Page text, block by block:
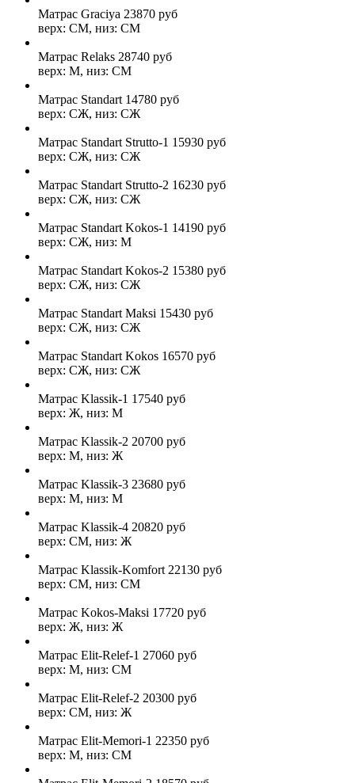
Матрас Graciya 23870 руб
верх: СМ, низ: СМ
Матрас Relaks 28740 руб
верх: М, низ: СМ
Матрас Standart 14780 руб
верх: СЖ, низ: СЖ
Матрас Standart Strutto-1 15930 руб
верх: СЖ, низ: СЖ
Матрас Standart Strutto-2 16230 руб
верх: СЖ, низ: СЖ
Матрас Standart Kokos-1 14190 руб
верх: СЖ, низ: М
Матрас Standart Kokos-2 15380 руб
верх: СЖ, низ: СЖ
Матрас Standart Maksi 15430 руб
верх: СЖ, низ: СЖ
Матрас Standart Kokos 16570 руб
верх: СЖ, низ: СЖ
Матрас Klassik-1 17540 руб
верх: Ж, низ: М
Матрас Klassik-2 20700 руб
верх: М, низ: Ж
Матрас Klassik-3 23680 руб
верх: М, низ: М
Матрас Klassik-4 20820 руб
верх: СМ, низ: Ж
Матрас Klassik-Komfort 22130 руб
верх: СМ, низ: СМ
Матрас Kokos-Maksi 17720 руб
верх: Ж, низ: Ж
Матрас Elit-Relef-1 27060 руб
верх: М, низ: СМ
Матрас Elit-Relef-2 20300 руб
верх: СМ, низ: Ж
Матрас Elit-Memori-1 22350 руб
верх: М, низ: СМ